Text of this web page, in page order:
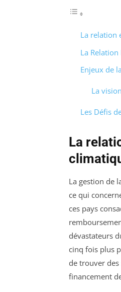
La relation
La
Enjeux de
La
Les Défis
La
La gestion de
ce qui
ces pays
dévastateurs
cinq fois plus
de trouver
financement